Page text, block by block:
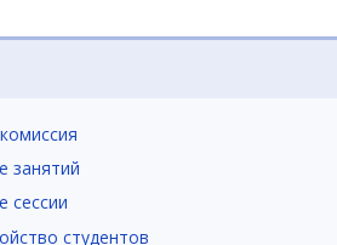
занятий
сессии
студентов